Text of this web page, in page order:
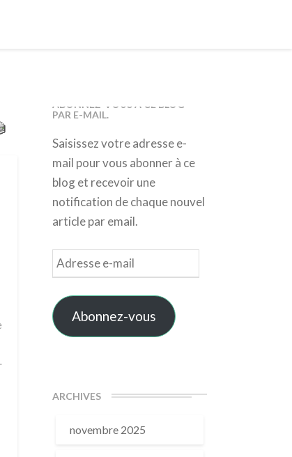
ABONNEZ-VOUS À CE BLOG
PAR E-MAIL.
Saisissez votre adresse e-
mail pour vous abonner à ce
blog et recevoir une
notification de chaque nouvel
article par email.
Adresse
e-
mail
Abonnez-vous
ARCHIVES
novembre 2025